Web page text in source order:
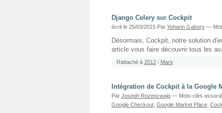
Django Celery sur Cockpit
écrit le 25/03/2015 Par Yohann Gabory —
Désormais, Cockpit, notre solution
article vous faire découvrir tous les
Rattaché à 2012 / Mars
Intégration de Cockpit à la Google
Par Joseph Rozencwajg — Mots-clés
Google Checkout, Google Market Place,